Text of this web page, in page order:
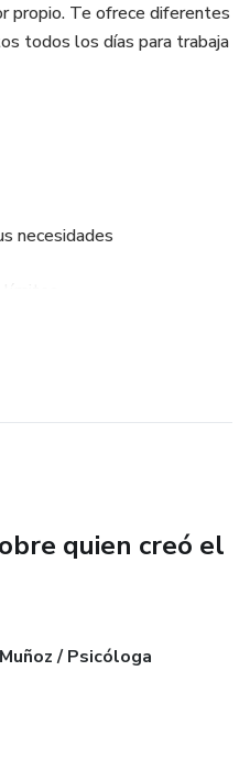
propio. Te ofrece diferentes
todos los días para trabaja
necesidades
interior de hoy en
quien creó el
/ Psicóloga